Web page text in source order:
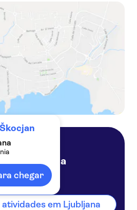
chegar
Ljubljana
Eslovénia
em Ljubljana